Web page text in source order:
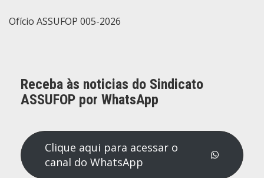
Ofício ASSUFOP 005-2026
Receba às noticias do Sindicato
ASSUFOP por WhatsApp
Clique aqui para acessar o
canal do WhatsApp